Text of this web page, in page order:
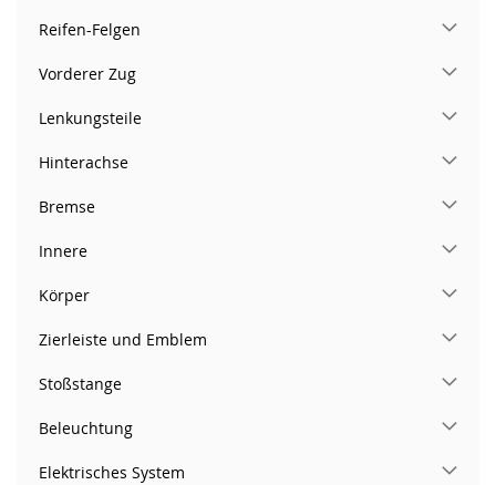
Reifen-Felgen
Vorderer Zug
Lenkungsteile
Hinterachse
Bremse
Innere
Körper
Zierleiste und Emblem
Stoßstange
Beleuchtung
Elektrisches System